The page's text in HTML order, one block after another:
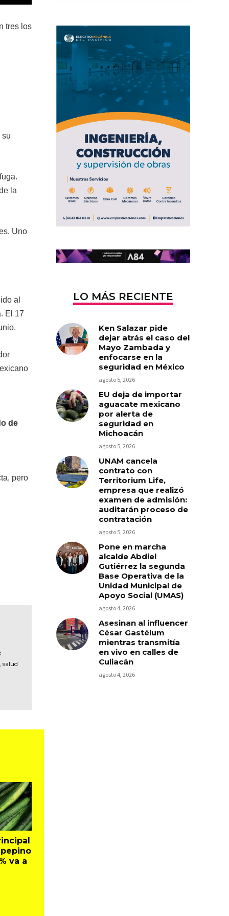
tres los
su
la
Uno
al
El 17
de
pero
salud
va a
LO MÁS RECIENTE
Ken Salazar pide
dejar atrás el caso del
Mayo Zambada y
enfocarse en la
seguridad en México
agosto 5, 2026
EU deja de importar
aguacate mexicano
por alerta de
seguridad en
Michoacán
agosto 5, 2026
UNAM cancela
contrato con
Territorium Life,
empresa que realizó
examen de admisión:
auditarán proceso de
contratación
agosto 5, 2026
Pone en marcha
alcalde Abdiel
Gutiérrez la segunda
Base Operativa de la
Unidad Municipal de
Apoyo Social (UMAS)
agosto 4, 2026
Asesinan al influencer
César Gastélum
mientras transmitía
en vivo en calles de
Culiacán
agosto 4, 2026